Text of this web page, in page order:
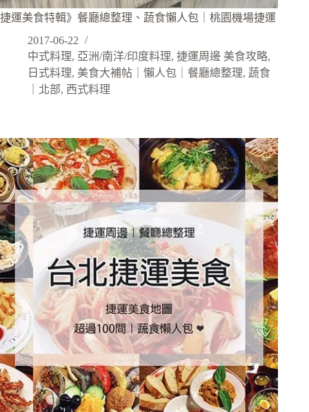
捷運美食特輯》餐廳總整理、蔬食懶人包｜桃園機場捷運
2017-06-22
中式料理, 亞洲/南洋/印度料理, 捷運周邊 美食攻略,
日式料理, 美食大補帖｜懶人包｜餐廳總整理, 蔬食
｜北部, 西式料理